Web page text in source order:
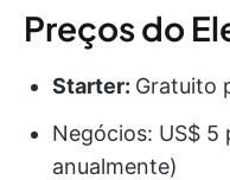
Preços do
Starter: Gratuito
Negócios: US$ 5
anualmente)